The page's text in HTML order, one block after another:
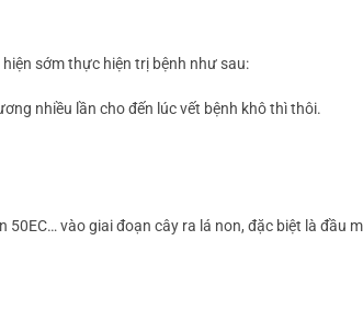
sớm thực hiện trị bệnh như sau:
nhiều lần cho đến lúc vết bệnh khô thì thôi.
50EC… vào giai đoạn cây ra lá non, đặc biệt là đầu